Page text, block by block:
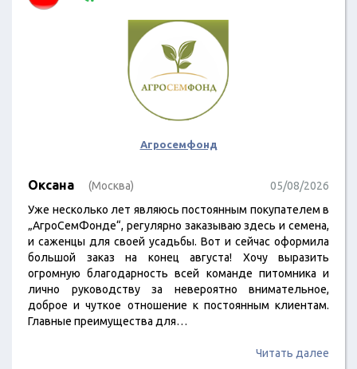
Агросемфонд
Оксана (Москва)
05/08/2026
Уже несколько лет являюсь постоянным покупателем в
„АгроСемФонде“, регулярно заказываю здесь и семена,
и саженцы для своей усадьбы. Вот и сейчас оформила
большой заказ на конец августа! Хочу выразить
огромную благодарность всей команде питомника и
лично руководству за невероятно внимательное,
доброе и чуткое отношение к постоянным клиентам.
Главные преимущества для…
Читать далее